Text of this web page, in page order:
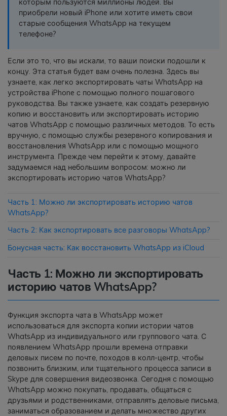
фотографии, видео и многое
другое со смартфона на смартфон,
Резервное копирование и
восстановление
Создавайте резервные копии для
18+ типов данных и данных
WhatsApp на ПК. С легкостью
восстанавливайте резервные
копии.
Перенос плейлистов
НОВИНКА
сервиса на другой.
Приложение
Mutsapper
Передавайте данные WhatsApp &
WhatsApp Business без сброса
настроек к заводским.
Приложение MobileTrans
Передавайте данные смартфона,
данные WhatsApp и файлы между
устройствами.
которым пользуются миллионы людей. Вы
приобрели новый iPhone или хотите иметь свои
старые сообщения WhatsApp на текущем
телефоне?
Если это то, что вы искали, то ваши поиски подошли к
концу. Эта статья будет вам очень полезна. Здесь вы
узнаете, как легко экспортировать чаты WhatsApp на
устройства iPhone с помощью полного пошагового
руководства. Вы также узнаете, как создать резервную
копию и восстановить или экспортировать историю
чатов WhatsApp с помощью различных методов. То есть
вручную, с помощью службы резервного копирования и
восстановления WhatsApp или с помощью мощного
инструмента. Прежде чем перейти к этому, давайте
задумаемся над небольшим вопросом: можно ли
экспортировать историю чатов WhatsApp?
Часть 1: Можно ли экспортировать историю чатов
WhatsApp?
Часть 2: Как экспортировать все разговоры WhatsApp?
Бонусная часть: Как восстановить WhatsApp из iCloud
Часть 1: Можно ли экспортировать
историю чатов WhatsApp?
Функция экспорта чата в WhatsApp может
использоваться для экспорта копии истории чатов
WhatsApp из индивидуального или группового чата. С
появлением WhatsApp прошли времена отправки
деловых писем по почте, походов в колл-центр, чтобы
позвонить близким, или тщательного процесса записи в
Skype для совершения видеозвонка. Сегодня с помощью
WhatsApp можно покупать, продавать, общаться с
друзьями и родственниками, отправлять деловые письма,
заниматься образованием и делать множество других